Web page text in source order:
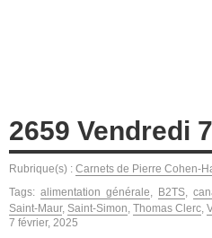
2659 Vendredi
Rubrique(s) : Carnets de Pierre Cohen-
Tags: alimentation générale B2TS
Saint-Maur, Saint-Simon Thomas Clerc
7 février, 2025